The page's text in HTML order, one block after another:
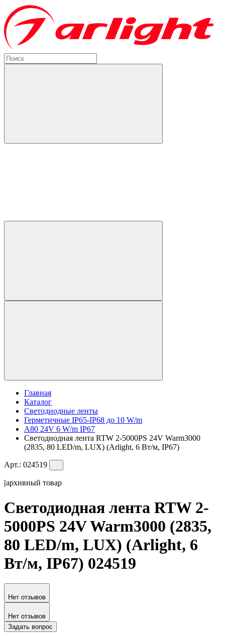
Главная
Каталог
Светодиодные ленты
Герметичные IP65-IP68 до 10 W/m
A80 24V 6 W/m IP67
Светодиодная лента RTW 2-5000PS 24V Warm3000
(2835, 80 LED/m, LUX) (Arlight, 6 Вт/м, IP67)
Арт.: 024519
|архивный товар
Светодиодная лента RTW 2-
5000PS 24V Warm3000 (2835,
80 LED/m, LUX) (Arlight, 6
Вт/м, IP67) 024519
Нет отзывов
Нет отзывов
Задать вопрос